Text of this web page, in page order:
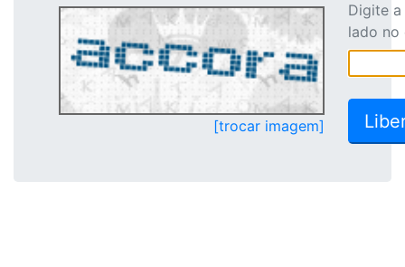
[trocar imagem]
Digite
lado no